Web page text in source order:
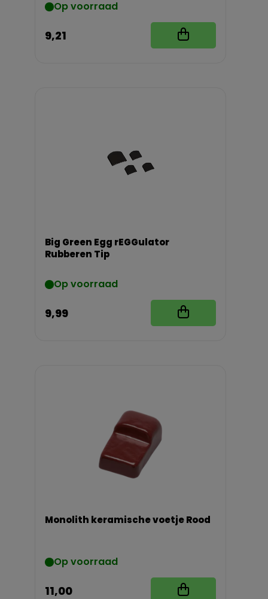
Op voorraad
9,21
Big Green Egg rEGGulator
Rubberen Tip
Op voorraad
9,99
Monolith keramische voetje Rood
Op voorraad
11,00